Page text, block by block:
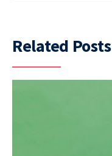
Related Posts